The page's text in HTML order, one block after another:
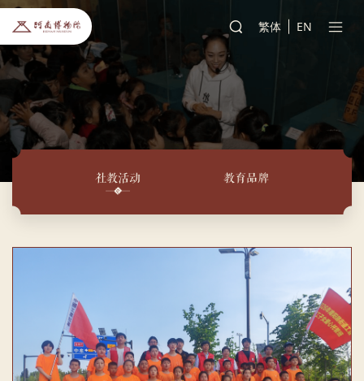
繁体 EN
社教活动 教育品牌